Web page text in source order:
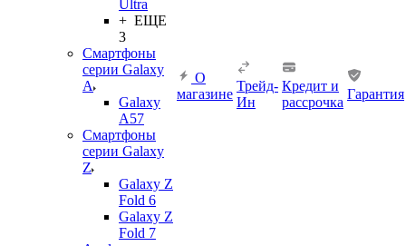
Ultra
+ ЕЩЕ
3
Смартфоны
серии Galaxy
A
Galaxy
A57
Смартфоны
серии Galaxy
Z
Galaxy Z
Fold 6
Galaxy Z
Fold 7
О
магазине
Трейд-
Ин
Кредит и
рассрочка
Гарантия